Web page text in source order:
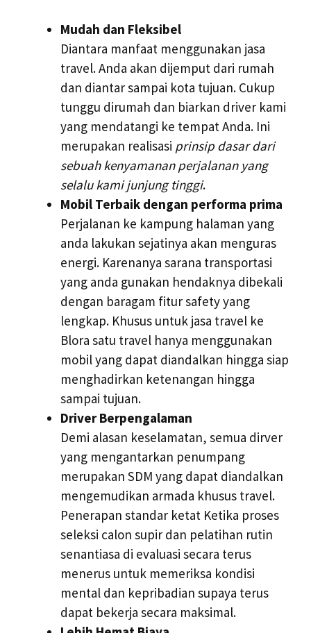
Mudah dan Fleksibel
Diantara manfaat menggunakan jasa
travel. Anda akan dijemput dari rumah
dan diantar sampai kota tujuan. Cukup
tunggu dirumah dan biarkan driver kami
yang mendatangi ke tempat Anda. Ini
merupakan realisasi prinsip dasar dari
sebuah kenyamanan perjalanan yang
selalu kami junjung tinggi.
Mobil Terbaik dengan performa prima
Perjalanan ke kampung halaman yang
anda lakukan sejatinya akan menguras
energi. Karenanya sarana transportasi
yang anda gunakan hendaknya dibekali
dengan baragam fitur safety yang
lengkap. Khusus untuk jasa travel ke
Blora satu travel hanya menggunakan
mobil yang dapat diandalkan hingga siap
menghadirkan ketenangan hingga
sampai tujuan.
Driver Berpengalaman
Demi alasan keselamatan, semua dirver
yang mengantarkan penumpang
merupakan SDM yang dapat diandalkan
mengemudikan armada khusus travel.
Penerapan standar ketat Ketika proses
seleksi calon supir dan pelatihan rutin
senantiasa di evaluasi secara terus
menerus untuk memeriksa kondisi
mental dan kepribadian supaya terus
dapat bekerja secara maksimal.